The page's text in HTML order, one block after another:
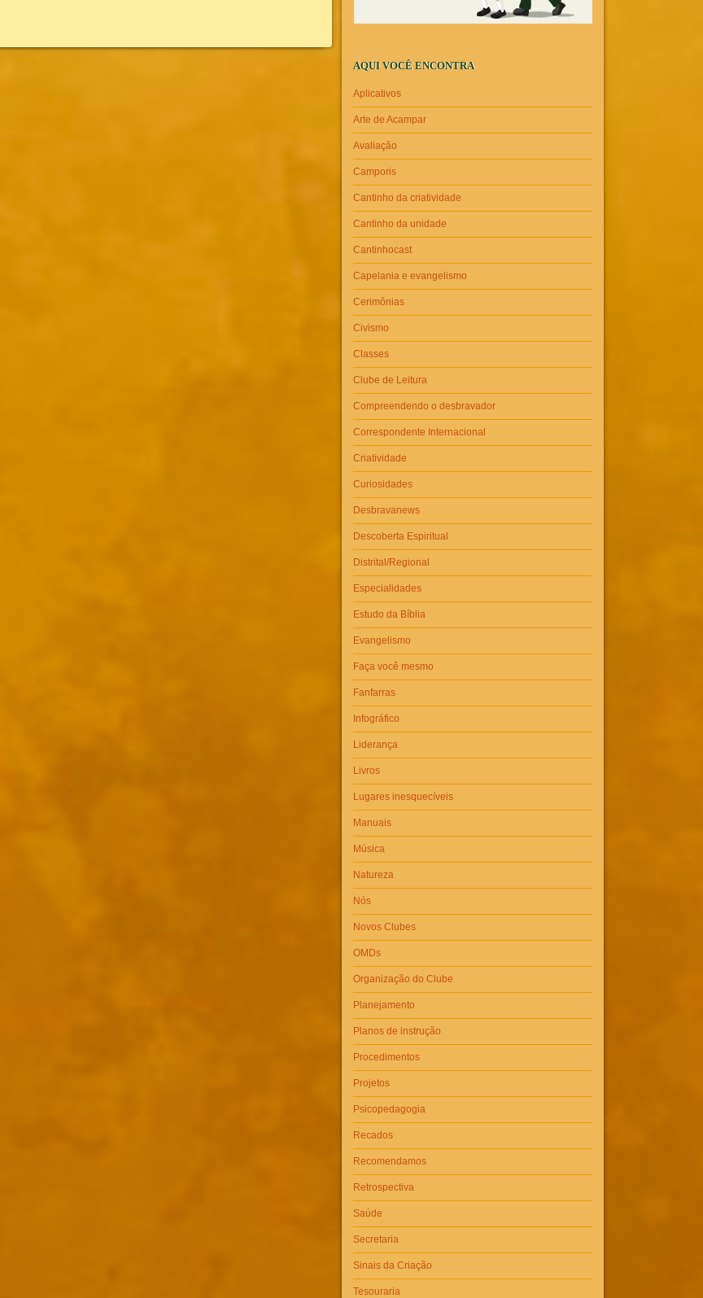
AQUI VOCÊ ENCONTRA
Aplicativos
Arte de Acampar
Avaliação
Camporis
Cantinho da criatividade
Cantinho da unidade
Cantinhocast
Capelania e evangelismo
Cerimônias
Civismo
Classes
Clube de Leitura
Compreendendo o desbravador
Correspondente Internacional
Criatividade
Curiosidades
Desbravanews
Descoberta Espiritual
Distrital/Regional
Especialidades
Estudo da Bíblia
Evangelismo
Faça você mesmo
Fanfarras
Infográfico
Liderança
Livros
Lugares inesquecíveis
Manuais
Música
Natureza
Nós
Novos Clubes
OMDs
Organização do Clube
Planejamento
Planos de instrução
Procedimentos
Projetos
Psicopedagogia
Recados
Recomendamos
Retrospectiva
Saúde
Secretaria
Sinais da Criação
Tesouraria